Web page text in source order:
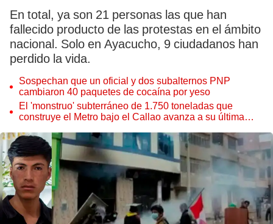
En total, ya son 21 personas las que han
fallecido producto de las protestas en el ámbito
nacional. Solo en Ayacucho, 9 ciudadanos han
perdido la vida.
Sospechan que un oficial y dos subalternos PNP
cambiaron 40 paquetes de cocaína por yeso
El 'monstruo' subterráneo de 1.750 toneladas que
construye el Metro bajo el Callao avanza a su última